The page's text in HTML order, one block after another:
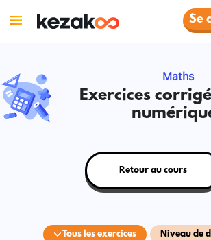
Se
Maths
Exercices
Tous les exercices Niveau de
Retour au cours